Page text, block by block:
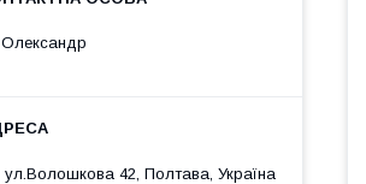
Олександр
ул.Волошкова 42, Полтава, Україна